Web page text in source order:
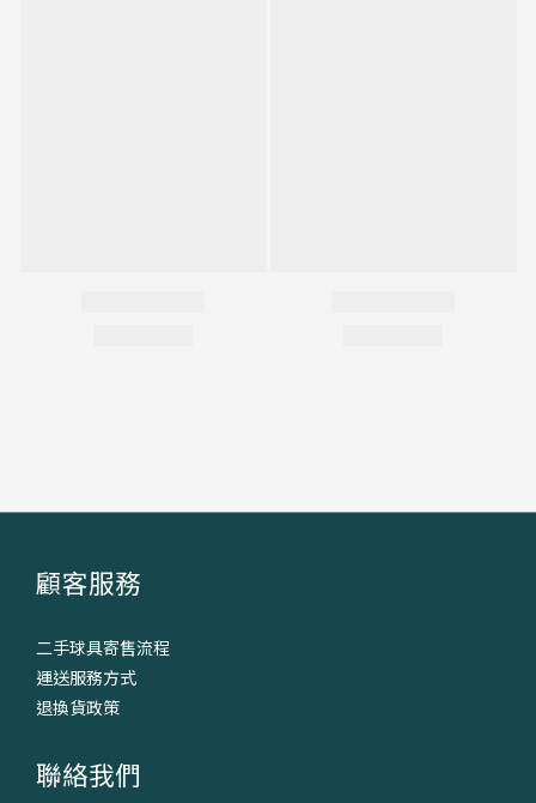
顧客服務
二手球具寄售流程
運送服務方式
退換貨政策
聯絡我們